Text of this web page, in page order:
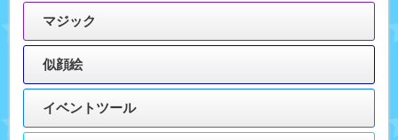
マジック
似顔絵
イベントツール